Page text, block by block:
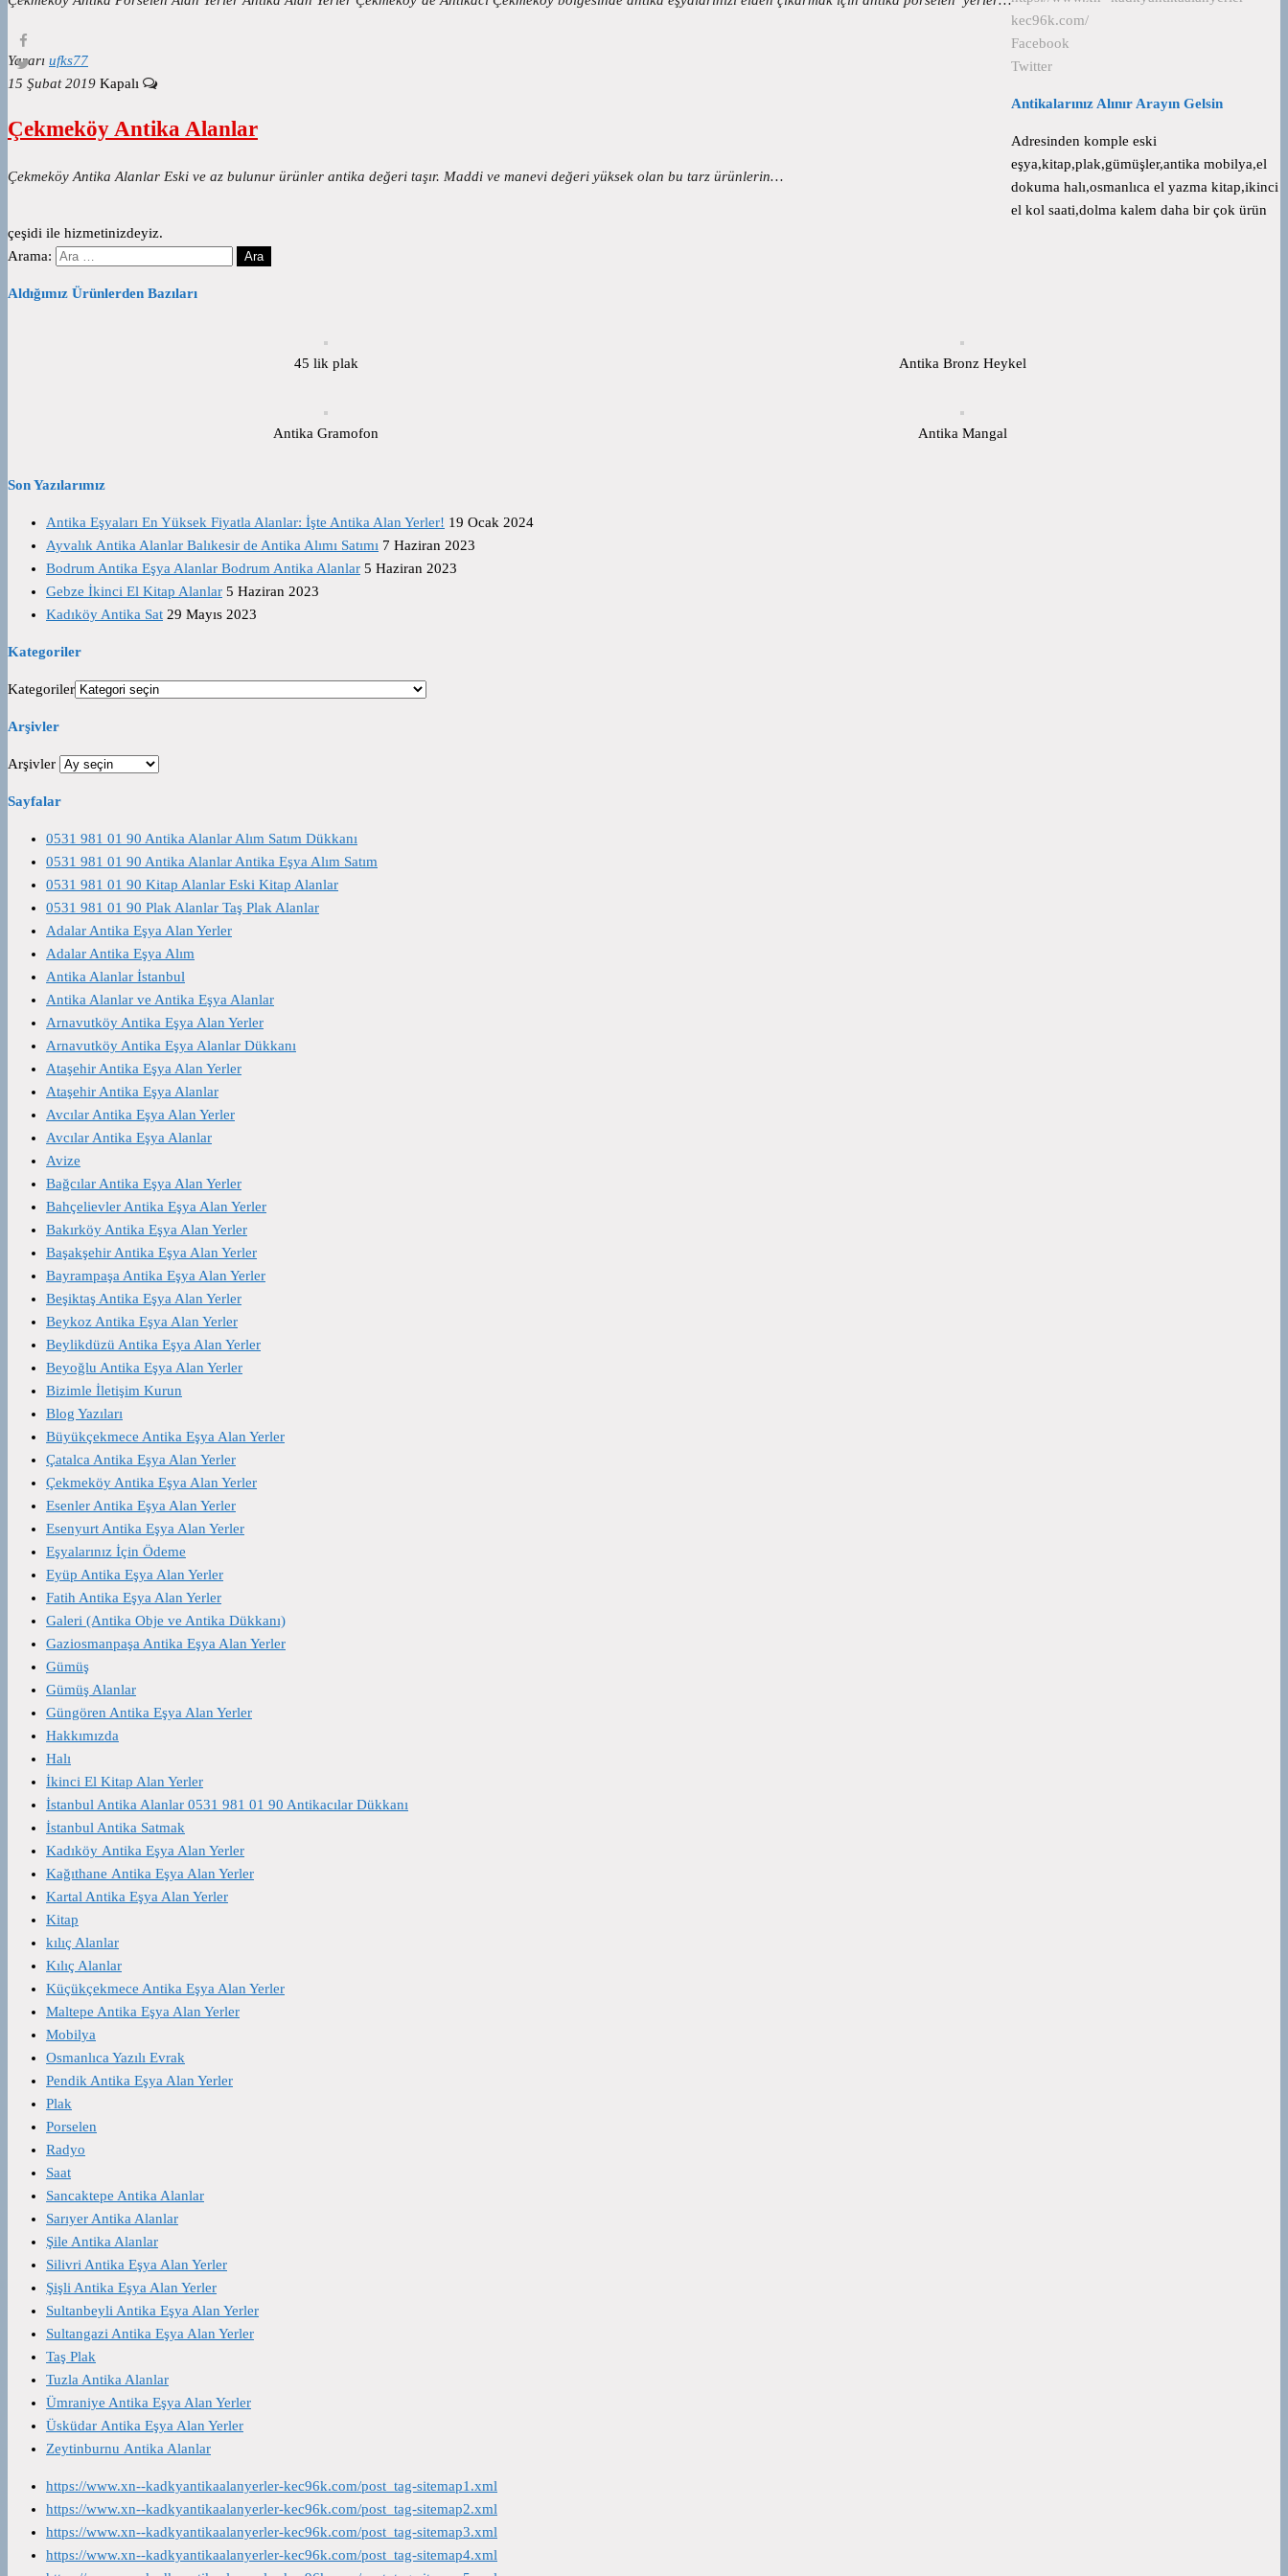
Yazarı ufks77
15 Şubat 2019 Kapalı
Çekmeköy Antika Alanlar
Çekmeköy Antika Alanlar Eski ve az bulunur ürünler antika değeri taşır. Maddi ve manevi değeri yüksek olan bu tarz ürünlerin…
kec96k.com/
Facebook
Twitter
Antikalarınız Alınır Arayın Gelsin
Adresinden komple eski
eşya,kitap,plak,gümüşler,antika mobilya,el
dokuma halı,osmanlıca el yazma kitap,ikinci
el kol saati,dolma kalem daha bir çok ürün
çeşidi ile hizmetinizdeyiz.
Arama:
Aldığımız Ürünlerden Bazıları
45 lik plak Antika Bronz Heykel
Antika Gramofon Antika Mangal
Son Yazılarımız
Antika Eşyaları En Yüksek Fiyatla Alanlar: İşte Antika Alan Yerler! 19 Ocak 2024
Ayvalık Antika Alanlar Balıkesir de Antika Alımı Satımı 7 Haziran 2023
Bodrum Antika Eşya Alanlar Bodrum Antika Alanlar 5 Haziran 2023
Gebze İkinci El Kitap Alanlar 5 Haziran 2023
Kadıköy Antika Sat 29 Mayıs 2023
Kategoriler
Kategoriler
Arşivler
Arşivler
Sayfalar
0531 981 01 90 Antika Alanlar Alım Satım Dükkanı
0531 981 01 90 Antika Alanlar Antika Eşya Alım Satım
0531 981 01 90 Kitap Alanlar Eski Kitap Alanlar
0531 981 01 90 Plak Alanlar Taş Plak Alanlar
Adalar Antika Eşya Alan Yerler
Adalar Antika Eşya Alım
Antika Alanlar İstanbul
Antika Alanlar ve Antika Eşya Alanlar
Arnavutköy Antika Eşya Alan Yerler
Arnavutköy Antika Eşya Alanlar Dükkanı
Ataşehir Antika Eşya Alan Yerler
Ataşehir Antika Eşya Alanlar
Avcılar Antika Eşya Alan Yerler
Avcılar Antika Eşya Alanlar
Avize
Bağcılar Antika Eşya Alan Yerler
Bahçelievler Antika Eşya Alan Yerler
Bakırköy Antika Eşya Alan Yerler
Başakşehir Antika Eşya Alan Yerler
Bayrampaşa Antika Eşya Alan Yerler
Beşiktaş Antika Eşya Alan Yerler
Beykoz Antika Eşya Alan Yerler
Beylikdüzü Antika Eşya Alan Yerler
Beyoğlu Antika Eşya Alan Yerler
Bizimle İletişim Kurun
Blog Yazıları
Büyükçekmece Antika Eşya Alan Yerler
Çatalca Antika Eşya Alan Yerler
Çekmeköy Antika Eşya Alan Yerler
Esenler Antika Eşya Alan Yerler
Esenyurt Antika Eşya Alan Yerler
Eşyalarınız İçin Ödeme
Eyüp Antika Eşya Alan Yerler
Fatih Antika Eşya Alan Yerler
Galeri (Antika Obje ve Antika Dükkanı)
Gaziosmanpaşa Antika Eşya Alan Yerler
Gümüş
Gümüş Alanlar
Güngören Antika Eşya Alan Yerler
Hakkımızda
Halı
İkinci El Kitap Alan Yerler
İstanbul Antika Alanlar 0531 981 01 90 Antikacılar Dükkanı
İstanbul Antika Satmak
Kadıköy Antika Eşya Alan Yerler
Kağıthane Antika Eşya Alan Yerler
Kartal Antika Eşya Alan Yerler
Kitap
kılıç Alanlar
Kılıç Alanlar
Küçükçekmece Antika Eşya Alan Yerler
Maltepe Antika Eşya Alan Yerler
Mobilya
Osmanlıca Yazılı Evrak
Pendik Antika Eşya Alan Yerler
Plak
Porselen
Radyo
Saat
Sancaktepe Antika Alanlar
Sarıyer Antika Alanlar
Şile Antika Alanlar
Silivri Antika Eşya Alan Yerler
Şişli Antika Eşya Alan Yerler
Sultanbeyli Antika Eşya Alan Yerler
Sultangazi Antika Eşya Alan Yerler
Taş Plak
Tuzla Antika Alanlar
Ümraniye Antika Eşya Alan Yerler
Üsküdar Antika Eşya Alan Yerler
Zeytinburnu Antika Alanlar
https://www.xn--kadkyantikaalanyerler-kec96k.com/post_tag-sitemap1.xml
https://www.xn--kadkyantikaalanyerler-kec96k.com/post_tag-sitemap2.xml
https://www.xn--kadkyantikaalanyerler-kec96k.com/post_tag-sitemap3.xml
https://www.xn--kadkyantikaalanyerler-kec96k.com/post_tag-sitemap4.xml